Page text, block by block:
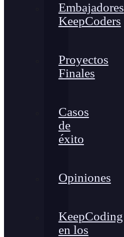
Embajadores
KeepCoders
Proyectos
Finales
Casos
de
éxito
Opiniones
KeepCoding
en los